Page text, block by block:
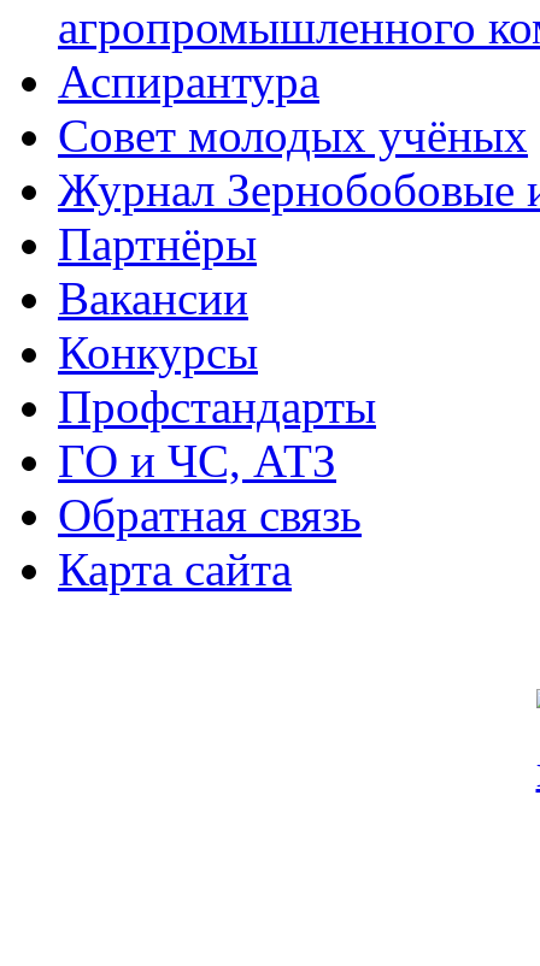
агропромышленного
Аспирантура
Совет молодых учёных
Журнал Зернобобовые
Партнёры
Вакансии
Конкурсы
Профстандарты
ГО и ЧС, АТЗ
Обратная связь
Карта сайта